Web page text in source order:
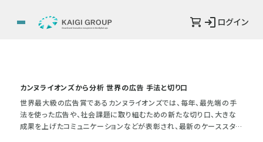
ログイン
カンヌライオンズから分析 世界の広告 手法と切り口
世界最大級の広告賞であるカンヌライオンズでは、毎年、最先端の手
法を使った広告や、社会課題に取り組むための新たな切り口、大きな
成果を上げたコミュニケーションなどが表彰され、最新のケーススタデ